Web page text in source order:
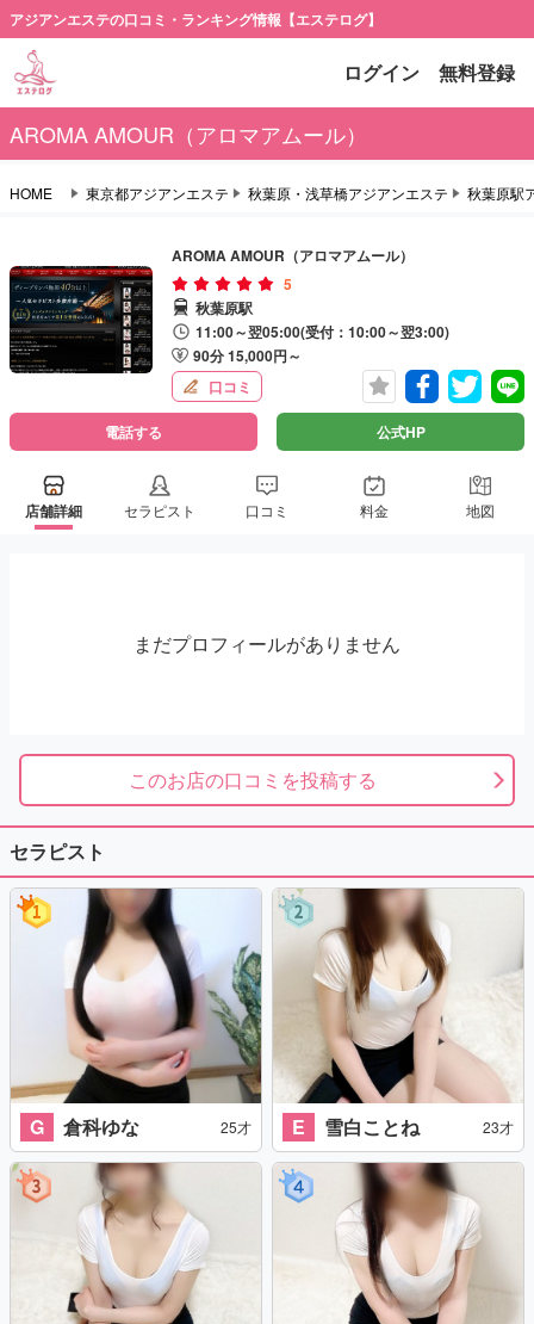
アジアンエステの口コミ・ランキング情報【エステログ】
ログイン 無料登録
AROMA AMOUR（アロマアムール）
HOME 東京都アジアンエステ 秋葉原・浅草橋アジアンエステ 秋葉原駅
AROMA AMOUR（アロマアムール）
5
秋葉原駅
11:00～翌05:00(受付：10:00～翌3:00)
90分 15,000円～
口コミ
電話する 公式HP
店舗詳細 セラピスト 口コミ 料金 地図
まだプロフィールがありません
このお店の口コミを投稿する
セラピスト
G 倉科ゆな 25才 E 雪白ことね 23才